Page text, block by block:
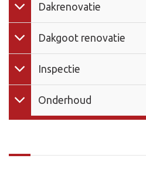
Dakrenovatie
Dakgoot renovatie
Inspectie
Onderhoud